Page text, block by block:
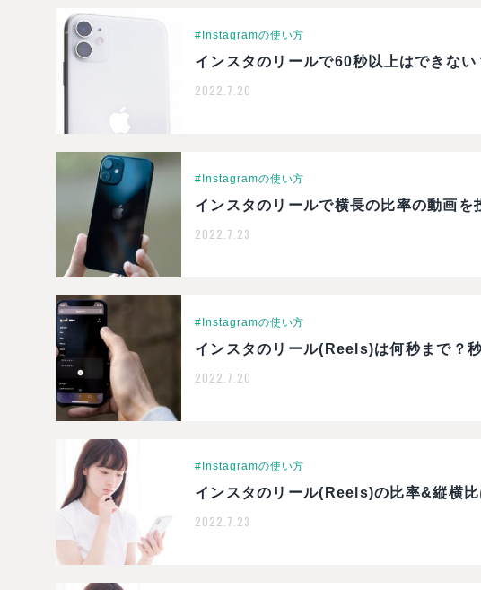
#Instagramの使い方
インスタのリールで60秒以上はできな
2022.7.20
#Instagramの使い方
インスタのリールで横長の比率の動画を
2022.7.23
#Instagramの使い方
インスタのリール(Reels)は何秒まで？
2022.7.20
#Instagramの使い方
インスタのリール(Reels)の比率&縦横比
2022.7.23